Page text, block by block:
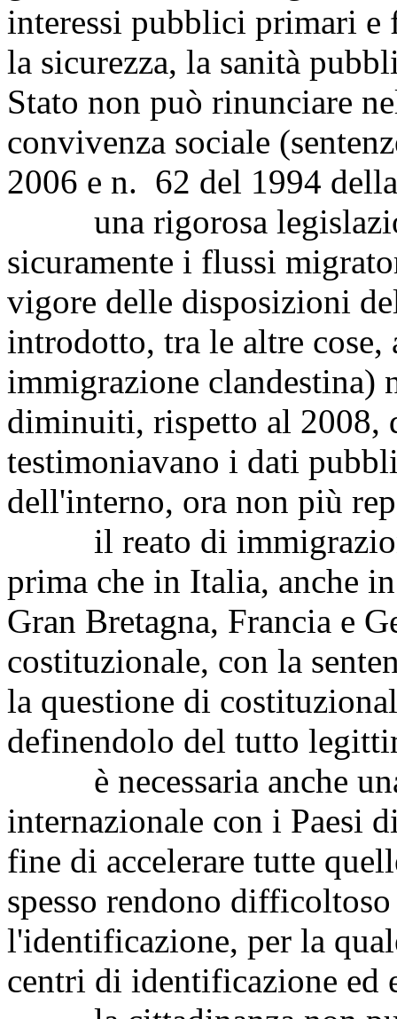
interessi pubblici primari e
la sicurezza, la sanità
Stato non può rinunciare
convivenza sociale
2006 e n. 62 del 1994
una rigorosa
sicuramente i flussi
vigore delle disposizioni
introdotto, tra le altre
immigrazione clandestina)
diminuiti, rispetto al 2008,
testimoniavano i dati
dell'interno, ora non più
il reato di
prima che in Italia, anche
Gran Bretagna, Francia e
costituzionale, con la
la questione di
definendolo del tutto
è necessaria anche
internazionale con i Paesi
fine di accelerare tutte
spesso rendono
l'identificazione, per la
centri di identificazione ed